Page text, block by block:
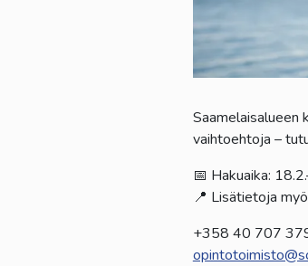
vaihtoehtoja –
📅 Hakuaika:
📍 Lisätietoja
+358 40 707